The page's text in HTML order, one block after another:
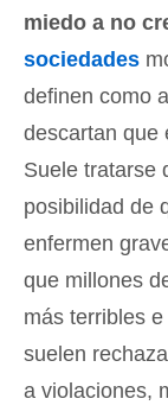
miedo a no
sociedades
definen como
descartan que
Suele tratarse
posibilidad de
enfermen
que millones
más terribles
suelen
a violaciones,